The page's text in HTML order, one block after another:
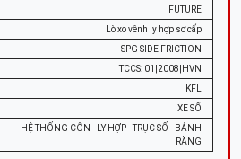
FUTURE
Lò xo vênh ly hợp sơ cấp
SPG SIDE FRICTION
TCCS: 01|2008|HVN
KFL
XE SỐ
HỆ THỐNG CÔN - LY HỢP - TRỤC SỐ - BÁNH
RĂNG